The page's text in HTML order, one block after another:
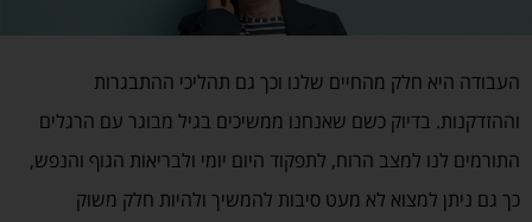
העבודה היא חלק מהחיים שלנו וכך גם תהליכי ההתבגרות
וההזדקנות. בדיוק כשם שאנחנו ממשיכים בגיל מבוגר עם הרגלים
התורמים לנו למצב הרוח, לתפקוד היום יומי ולבריאות הגוף והנפש,
כך גם ניתן למצוא לא מעט סיבות להמשיך ולהיות חלק משוק